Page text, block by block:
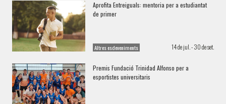
Aprofita Entreiguals: mentoria per a estudiantat
de primer
Altres esdeveniments 14 de jul. - 30 de set.
Premis Fundació Trinidad Alfonso per a
esportistes universitaris